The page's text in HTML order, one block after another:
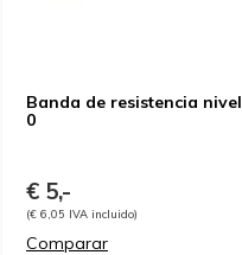
Banda de resistencia nivel
0
€ 5,-
(€ 6,05 IVA incluido)
Comparar